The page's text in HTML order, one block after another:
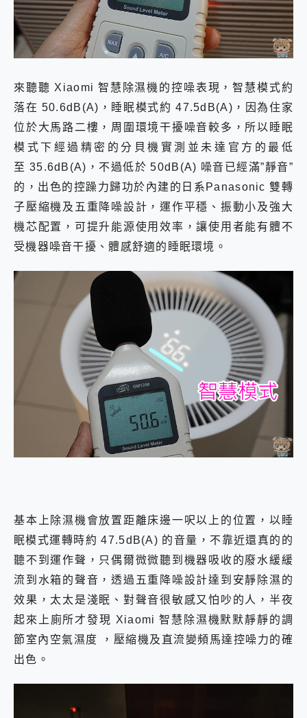
來聽聽 Xiaomi 智慧除濕機的控噪表現，智慧模式約
落在 50.6dB(A)，睡眠模式約 47.5dB(A)，因為住家
位於大馬路二樓，周圍環境干擾噪音較多，所以睡眠
模式下經過精密的分貝機實測並未達官方的最低
至 35.6dB(A)，不過低於 50dB(A) 噪音已經滿”靜音”
的，出色的控躁力歸功於內建的日系Panasonic 雙轉
子壓縮機及五重降噪設計，運作平穩、振動小及強大
機芯配置，可提升能源使用效率，讓使用者能有體不
受機器噪音干擾、體感舒適的睡眠環境。
基本上除濕機會放置距離床邊一呎以上的位置，以睡
眠模式運轉時約 47.5dB(A) 的音量，不靠近還真的的
聽不到運作聲，只偶爾微微聽到機器吸收的廢水緩緩
流到水箱的聲音，透過五重降噪設計達到安靜除濕的
效果，太太是淺眠、對聲音很敏感又怕吵的人，半夜
起來上廁所才發現 Xiaomi 智慧除濕機默默靜靜的調
節室內空氣濕度 ，壓縮機及直流變頻馬達控噪力的確
出色。